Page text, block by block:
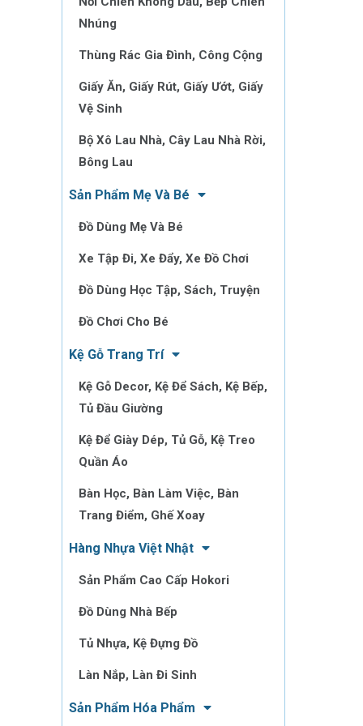
Nhúng
Thùng Rác Gia Đình, Công Cộng
Giấy Ăn, Giấy Rút, Giấy Ướt, Giấy
Vệ Sinh
Bộ Xô Lau Nhà, Cây Lau Nhà Rời,
Bông Lau
Sản Phẩm Mẹ Và Bé
Đồ Dùng Mẹ Và Bé
Xe Tập Đi, Xe Đẩy, Xe Đồ Chơi
Đồ Dùng Học Tập, Sách, Truyện
Đồ Chơi Cho Bé
Kệ Gỗ Trang Trí
Kệ Gỗ Decor, Kệ Để Sách, Kệ Bếp,
Tủ Đầu Giường
Kệ Để Giày Dép, Tủ Gỗ, Kệ Treo
Quần Áo
Bàn Học, Bàn Làm Việc, Bàn
Trang Điểm, Ghế Xoay
Hàng Nhựa Việt Nhật
Sản Phẩm Cao Cấp Hokori
Đồ Dùng Nhà Bếp
Tủ Nhựa, Kệ Đựng Đồ
Làn Nắp, Làn Đi Sinh
Sản Phẩm Hóa Phẩm